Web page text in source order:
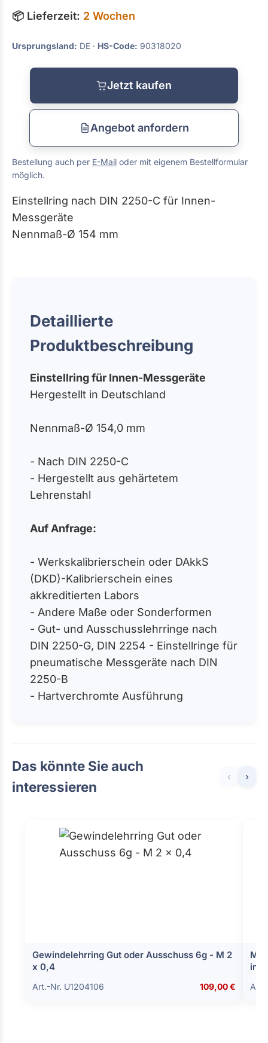
📦 Lieferzeit: 2 Wochen
Ursprungsland: DE · HS-Code: 90318020
Jetzt kaufen
Angebot anfordern
Bestellung auch per E-Mail oder mit eigenem Bestellformular
möglich.
Einstellring nach DIN 2250-C für Innen-
Messgeräte
Nennmaß-Ø 154 mm
Detaillierte
Produktbeschreibung
Einstellring für Innen-Messgeräte
Hergestellt in Deutschland
Nennmaß-Ø 154,0 mm
- Nach DIN 2250-C
- Hergestellt aus gehärtetem
Lehrenstahl
Auf Anfrage:
- Werkskalibrierschein oder DAkkS
(DKD)-Kalibrierschein eines
akkreditierten Labors
- Andere Maße oder Sonderformen
- Gut- und Ausschusslehrringe nach
DIN 2250-G, DIN 2254 - Einstellringe für
pneumatische Messgeräte nach DIN
2250-B
- Hartverchromte Ausführung
Das könnte Sie auch
interessieren
‹ ›
Gewindelehrring Gut oder Ausschuss 6g - M 2
x 0,4
Art.-Nr. U1204106 109,00 €